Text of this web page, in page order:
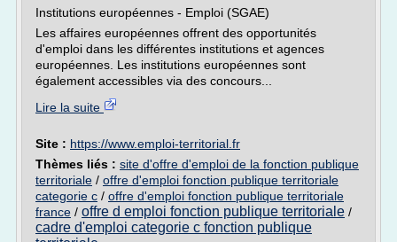
Institutions européennes - Emploi (SGAE)
Les affaires européennes offrent des opportunités
d'emploi dans les différentes institutions et agences
européennes. Les institutions européennes sont
également accessibles via des concours...
Lire la suite
Site : https://www.emploi-territorial.fr
Thèmes liés : site d'offre d'emploi de la fonction publique
territoriale / offre d'emploi fonction publique territoriale
categorie c / offre d'emploi fonction publique territoriale
france / offre d emploi fonction publique territoriale /
cadre d'emploi categorie c fonction publique